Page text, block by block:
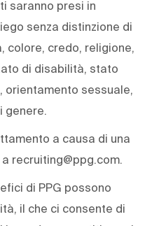
saranno presi in
senza distinzione di
colore, credo, religione,
di disabilità, stato
orientamento sessuale,
a causa di una
recruiting@ppg.com.
di PPG possono
il che ci consente di